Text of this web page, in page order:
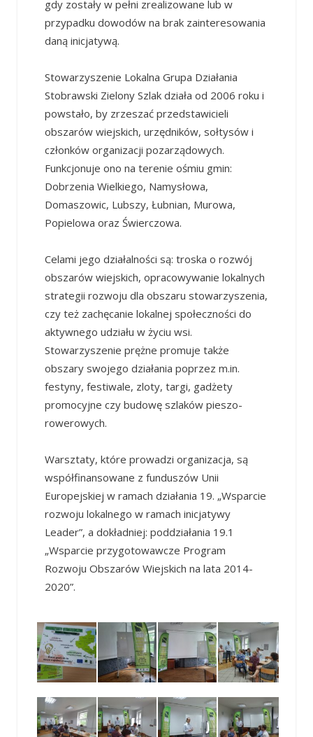
gdy zostały w pełni zrealizowane lub w
przypadku dowodów na brak zainteresowania
daną inicjatywą.
Stowarzyszenie Lokalna Grupa Działania
Stobrawski Zielony Szlak działa od 2006 roku i
powstało, by zrzeszać przedstawicieli
obszarów wiejskich, urzędników, sołtysów i
członków organizacji pozarządowych.
Funkcjonuje ono na terenie ośmiu gmin:
Dobrzenia Wielkiego, Namysłowa,
Domaszowic, Lubszy, Łubnian, Murowa,
Popielowa oraz Świerczowa.
Celami jego działalności są: troska o rozwój
obszarów wiejskich, opracowywanie lokalnych
strategii rozwoju dla obszaru stowarzyszenia,
czy też zachęcanie lokalnej społeczności do
aktywnego udziału w życiu wsi.
Stowarzyszenie prężne promuje także
obszary swojego działania poprzez m.in.
festyny, festiwale, zloty, targi, gadżety
promocyjne czy budowę szlaków pieszo-
rowerowych.
Warsztaty, które prowadzi organizacja, są
współfinansowane z funduszów Unii
Europejskiej w ramach działania 19. „Wsparcie
rozwoju lokalnego w ramach inicjatywy
Leader”, a dokładniej: poddziałania 19.1
„Wsparcie przygotowawcze Program
Rozwoju Obszarów Wiejskich na lata 2014-
2020”.